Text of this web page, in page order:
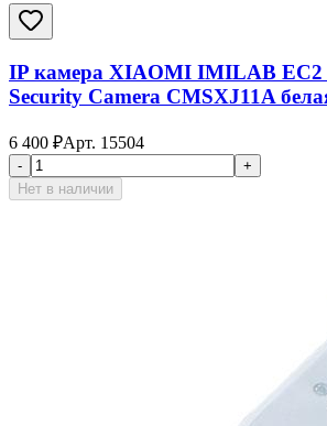
IP камера XIAOMI IMILAB EC2
Security Camera CMSXJ11A
6 400 ₽Арт. 15504
-
+
Нет в наличии